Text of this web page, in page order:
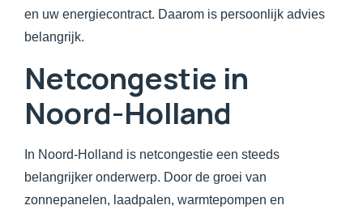
en uw energiecontract. Daarom is persoonlijk advies
belangrijk.
Netcongestie in
Noord-Holland
In Noord-Holland is netcongestie een steeds
belangrijker onderwerp. Door de groei van
zonnepanelen, laadpalen, warmtepompen en